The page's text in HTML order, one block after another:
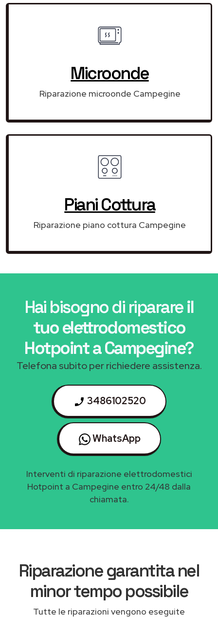
Microonde
Riparazione microonde Campegine
Piani Cottura
Riparazione piano cottura Campegine
Hai bisogno di riparareil
tuo elettrodomestico
Hotpoint a Campegine?
Telefona subito per richiedere assistenza.
3486102520
WhatsApp
Interventi di riparazione elettrodomestici
Hotpoint a Campegine entro 24/48 dalla
chiamata.
Riparazione garantita nel
minor tempo possibile
Tutte le riparazioni vengono eseguite